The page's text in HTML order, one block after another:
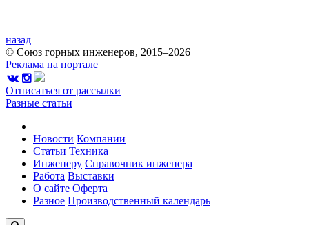
назад
© Союз горных инженеров, 2015–2026
Реклама на портале
Отписаться от рассылки
Разные статьи
Новости Компании
Статьи Техника
Инженеру Справочник инженера
Работа Выставки
О сайте Оферта
Разное Производственный календарь